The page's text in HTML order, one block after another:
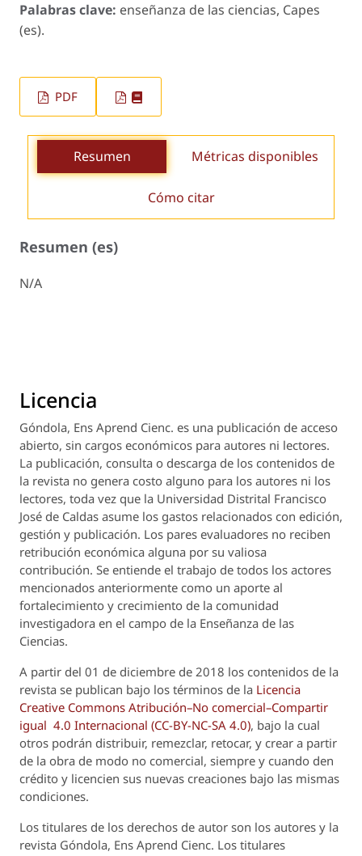
Palabras clave: enseñanza de las ciencias, Capes
(es).
PDF
Resumen Métricas disponibles
Cómo citar
Resumen (es)
N/A
Licencia
Góndola, Ens Aprend Cienc. es una publicación de acceso
abierto, sin cargos económicos para autores ni lectores.
La publicación, consulta o descarga de los contenidos de
la revista no genera costo alguno para los autores ni los
lectores, toda vez que la Universidad Distrital Francisco
José de Caldas asume los gastos relacionados con edición,
gestión y publicación. Los pares evaluadores no reciben
retribución económica alguna por su valiosa
contribución. Se entiende el trabajo de todos los actores
mencionados anteriormente como un aporte al
fortalecimiento y crecimiento de la comunidad
investigadora en el campo de la Enseñanza de las
Ciencias.
A partir del 01 de diciembre de 2018 los contenidos de la
revista se publican bajo los términos de la Licencia
Creative Commons Atribución–No comercial–Compartir
igual 4.0 Internacional (CC-BY-NC-SA 4.0), bajo la cual
otros podrán distribuir, remezclar, retocar, y crear a partir
de la obra de modo no comercial, siempre y cuando den
crédito y licencien sus nuevas creaciones bajo las mismas
condiciones.
Los titulares de los derechos de autor son los autores y la
revista Góndola, Ens Aprend Cienc. Los titulares